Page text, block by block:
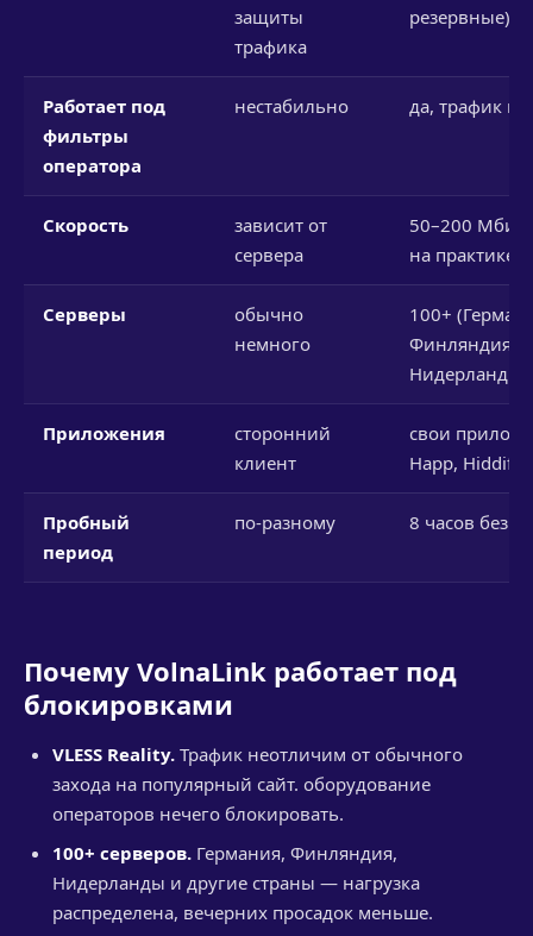
защиты
трафика
резервные)
Работает под
фильтры
оператора
нестабильно да, трафик
Скорость
зависит от
сервера
50–200
на практике)
Серверы
обычно
немного
100+
Финляндия,
Нидерланды
Приложения
сторонний
клиент
свои
Happ, Hiddify
Пробный
период
по-разному 8 часов без
Почему VolnaLink работает под
блокировками
VLESS Reality. Трафик неотличим от обычного
захода на популярный сайт. оборудование
операторов нечего блокировать.
100+ серверов. Германия, Финляндия,
Нидерланды и другие страны — нагрузка
распределена, вечерних просадок меньше.